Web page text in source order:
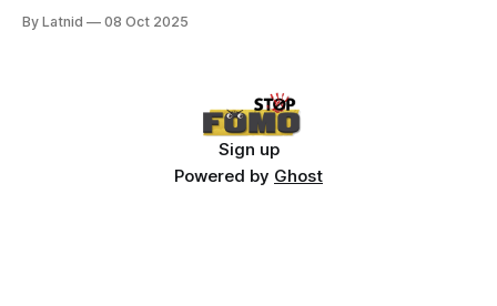
By Latnid 08 Oct 2025
Sign up
Powered by Ghost